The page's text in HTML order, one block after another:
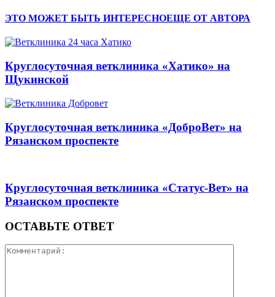
ЭТО МОЖЕТ БЫТЬ ИНТЕРЕСНОЕЩЕ ОТ АВТОРА
Круглосуточная ветклиника «Хатико» на
Щукинской
Круглосуточная ветклиника «ДоброВет» на
Рязанском проспекте
Круглосуточная ветклиника «Статус-Вет» на
Рязанском проспекте
ОСТАВЬТЕ ОТВЕТ